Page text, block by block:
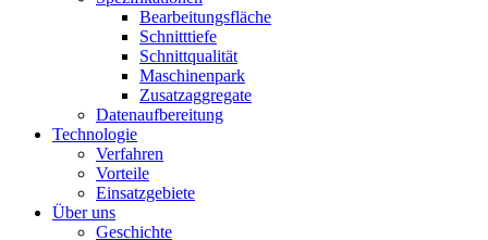
Bearbeitungsfläche
Schnitttiefe
Schnittqualität
Maschinenpark
Zusatzaggregate
Datenaufbereitung
Technologie
Verfahren
Vorteile
Einsatzgebiete
Über uns
Geschichte